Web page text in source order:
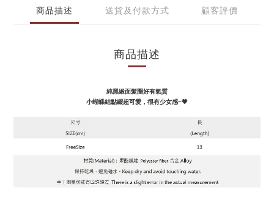
商品描述 送貨及付款方式 顧客評價
商品描述
純黑緞面髮圈好有氣質
小蝴蝶結點綴超可愛，很有少女感~💗